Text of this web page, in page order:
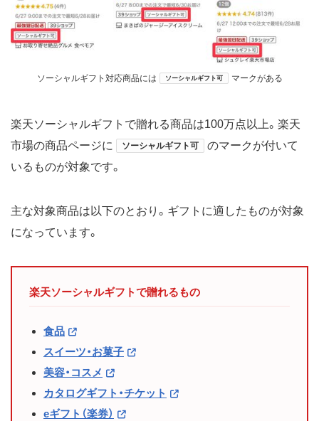
ソーシャルギフト対応商品には ソーシャルギフト可 マークがある
楽天ソーシャルギフトで贈れる商品は100万点以上。楽天
市場の商品ページに
ソーシャルギフト可
のマークが付いて
いるものが対象です。
主な対象商品は以下のとおり。ギフトに適したものが対象
になっています。
楽天ソーシャルギフトで贈れるもの
食品
スイーツ・お菓子
美容・コスメ
カタログギフト・チケット
eギフト（楽券）